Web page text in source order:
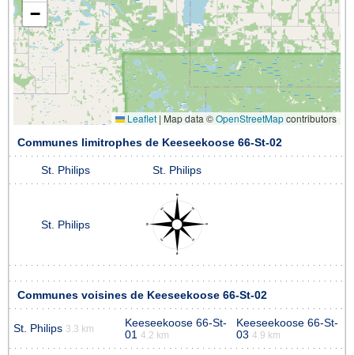
−
Leaflet | Map data ©OpenStreetMapcontributors
Communes limitrophes de Keeseekoose 66-St-02
St. Philips St. Philips
St. Philips
Communes voisines de Keeseekoose 66-St-02
St. Philips 3.3 km
Keeseekoose 66-St-
01 4.2 km
Keeseekoose 66-St-
03 4.9 km